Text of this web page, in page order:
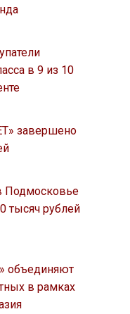
в 9 из 10
завершено
Подмосковье
тысяч рублей
объединяют
в рамках